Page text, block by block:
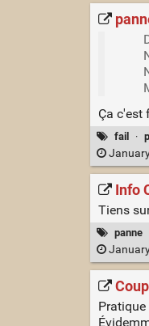
Ça c'est
fail ·
January
Info
Tiens
panne
January